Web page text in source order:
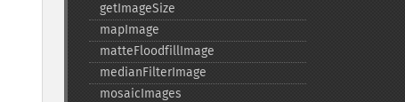
getImageSize
mapImage
matteFloodfillImage
medianFilterImage
mosaicImages